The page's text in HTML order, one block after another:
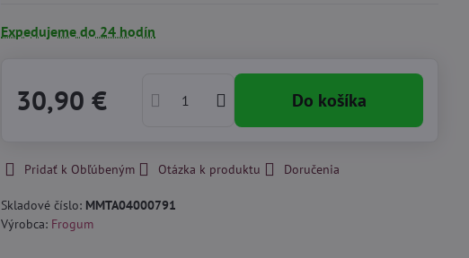
Expedujeme do 24 hodín
30,90 € Do košíka
Pridať k Obľúbeným Otázka k produktu Doručenia
Skladové číslo: MMTA04000791
Výrobca: Frogum